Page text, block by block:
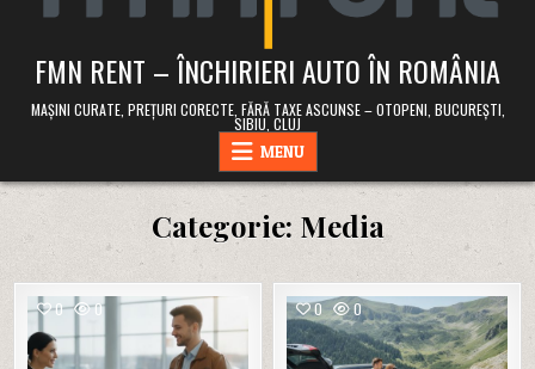
FMN RENT – ÎNCHIRIERI AUTO ÎN ROMÂNIA
MAȘINI CURATE, PREȚURI CORECTE, FĂRĂ TAXE ASCUNSE – OTOPENI, BUCUREȘTI,
SIBIU, CLUJ
MENU
Categorie: Media
0 0 0 0